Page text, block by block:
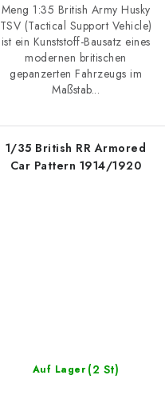
Meng 1:35 British Army Husky
TSV (Tactical Support Vehicle)
ist ein Kunststoff-Bausatz eines
modernen britischen
gepanzerten Fahrzeugs im
Maßstab...
1/35 British RR Armored
Car Pattern 1914/1920
Auf Lager (2 St)